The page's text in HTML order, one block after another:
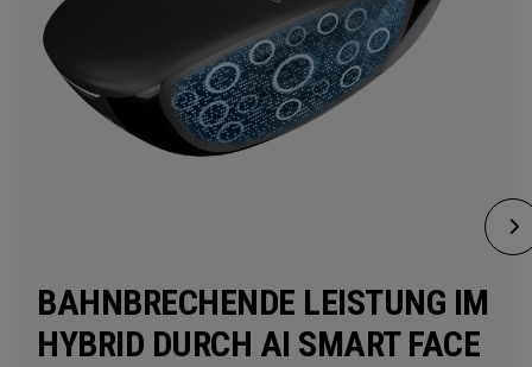
BAHNBRECHENDE LEISTUNG IM
HYBRID DURCH AI SMART FACE